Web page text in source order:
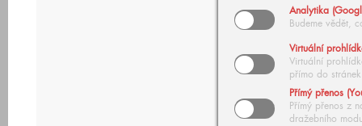
Analytika
Budeme vědět,
Virtuální
Virtuální
přímo do stránek
Přímý přenos
Přímý přenos z
dražebního